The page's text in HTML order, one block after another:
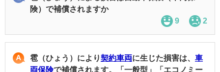
険）で補償されますか
9
2
雹（ひょう）により契約車両に生じた損害は、 車
両保険で補償されます。「一般型」「エコノミー